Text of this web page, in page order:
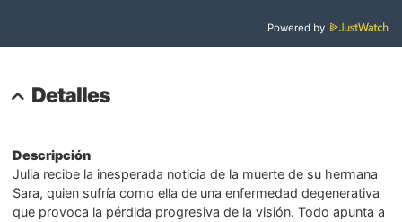
Powered by
Detalles
Descripción
Julia recibe la inesperada noticia de la muerte de su hermana
Sara, quien sufría como ella de una enfermedad degenerativa
que provoca la pérdida progresiva de la visión. Todo apunta a